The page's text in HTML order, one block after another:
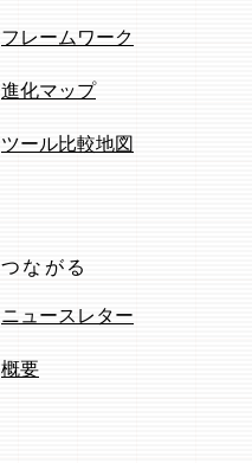
フレームワーク
進化マップ
ツール比較地図
つながる
ニュースレター
概要